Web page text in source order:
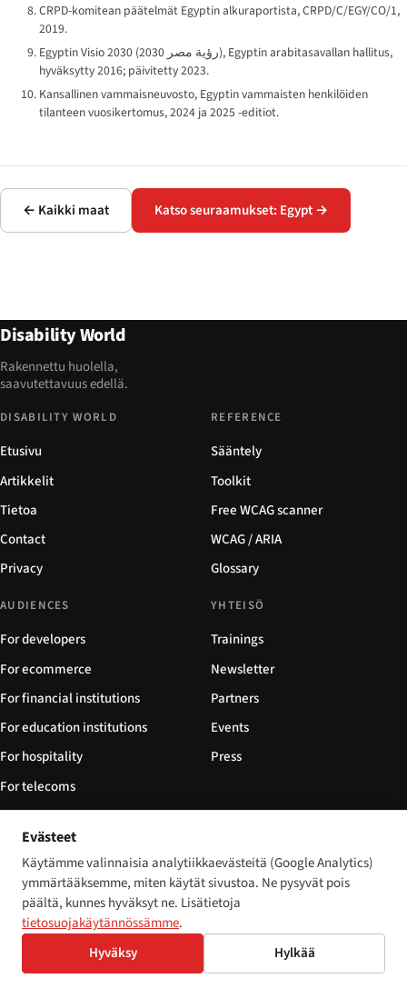
CRPD-komitean päätelmät Egyptin alkuraportista, CRPD/C/EGY/CO/1,
2019.
Egyptin Visio 2030 (
رؤية مصر 2030), Egyptin arabitasavallan hallitus,
hyväksytty 2016; päivitetty 2023.
Kansallinen vammaisneuvosto, Egyptin vammaisten henkilöiden
tilanteen vuosikertomus, 2024 ja 2025 -editiot.
← Kaikki maat Katso seuraamukset: Egypt →
Disability World
Rakennettu huolella,
saavutettavuus edellä.
DISABILITY WORLD
Etusivu
Artikkelit
Tietoa
Contact
Privacy
REFERENCE
Sääntely
Toolkit
Free WCAG scanner
WCAG / ARIA
Glossary
AUDIENCES
For developers
For ecommerce
For financial institutions
For education institutions
For hospitality
For telecoms
For software integrators
For NGOs
YHTEISÖ
Trainings
Newsletter
Partners
Events
Press
FOLLOW
Tilaa RSS-syötteenä
llms.txt
Evästeet
Käytämme valinnaisia analytiikkaevästeitä (Google Analytics)
ymmärtääksemme, miten käytät sivustoa. Ne pysyvät pois
päältä, kunnes hyväksyt ne. Lisätietoja
tietosuojakäytännössämme.
Hyväksy
Hylkää